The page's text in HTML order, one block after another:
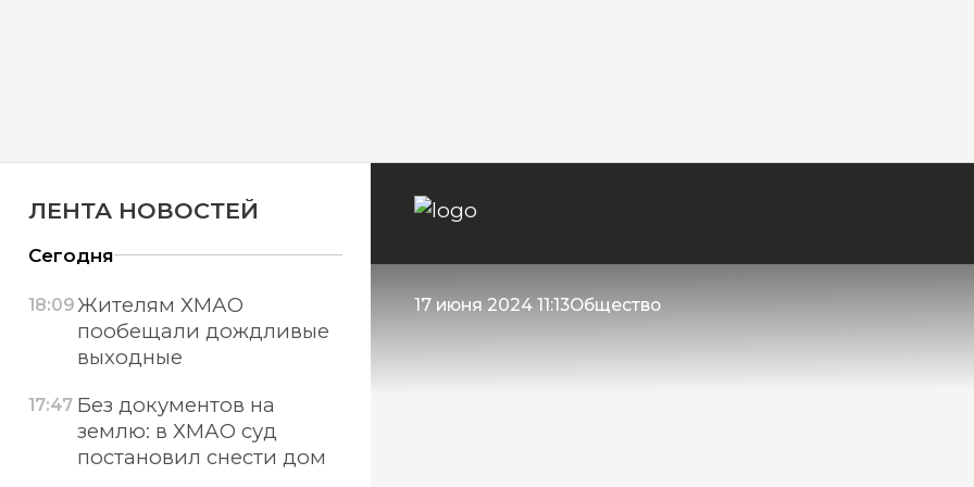
17 июня 2024 11:13Общество
ЛЕНТА НОВОСТЕЙ
Сегодня
18:09Жителям ХМАО
пообещали дождливые
выходные
17:47 Без документов на
землю: в ХМАО суд
постановил снести дом